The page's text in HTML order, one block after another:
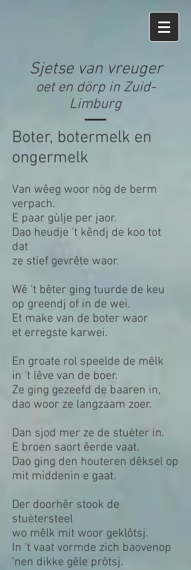
Boter, botermelk en
ongermelk
Van wêeg woor nòg de berm
verpach.
E paar gùlje per jaor.
Dao heudje 't kêndj de koo tot
dat
ze stief gevrête waor.
Wê 't bêter ging tuurde de keu
op greendj of in de wei.
Et make van de boter waor
et erregste karwei.
En groate rol speelde de mêlk
in 't lêve van de boer.
Ze ging gezeefd de baaren in,
dao woor ze langzaam zoer.
Dan sjod mer ze de stuèter in.
E broen saort êerde vaat.
Dao ging den houteren dêksel op
mit middenin e gaat.
Der doorhêr stook de
stuètersteel
wo mêlk mit woor geklôtsj.
In 't vaat vormde zich baovenop
'nen dikke gêle prôtsj.
Sjetse van vreuger
oet en dörp in Zuid-
Limburg